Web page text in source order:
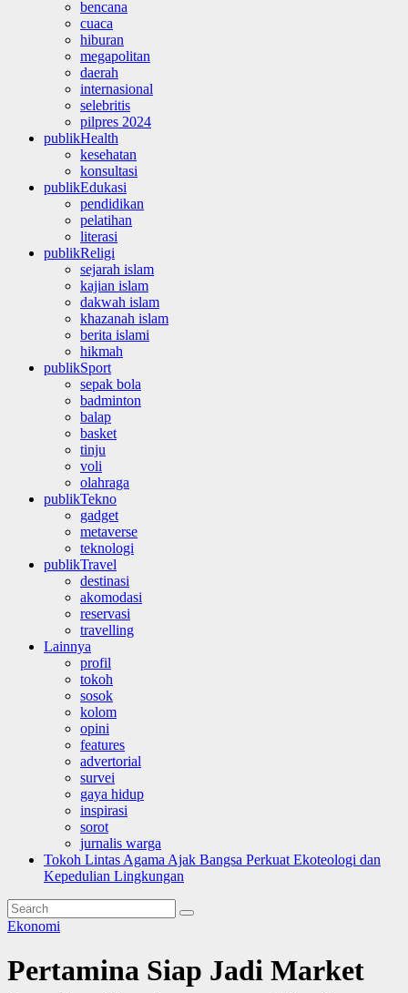
bencana
cuaca
hiburan
megapolitan
daerah
internasional
selebritis
pilpres 2024
publikHealth
kesehatan
konsultasi
publikEdukasi
pendidikan
pelatihan
literasi
publikReligi
sejarah islam
kajian islam
dakwah islam
khazanah islam
berita islami
hikmah
publikSport
sepak bola
badminton
balap
basket
tinju
voli
olahraga
publikTekno
gadget
metaverse
teknologi
publikTravel
destinasi
akomodasi
reservasi
travelling
Lainnya
profil
tokoh
sosok
kolom
opini
features
advertorial
survei
gaya hidup
inspirasi
sorot
jurnalis warga
Tokoh Lintas Agama Ajak Bangsa Perkuat Ekoteologi dan
Kepedulian Lingkungan
Ekonomi
Pertamina Siap Jadi Market